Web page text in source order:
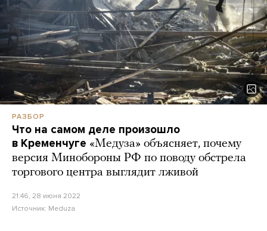
РАЗБОР
Что на самом деле произошло
в Кременчуге «Медуза» объясняет, почему
версия Минобороны РФ по поводу обстрела
торгового центра выглядит лживой
21:46, 28 июня 2022
Источник: Meduza